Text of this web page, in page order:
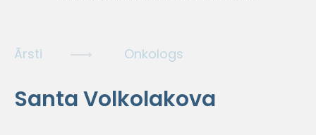
Ārsti Onkologs
Santa Volkolakova